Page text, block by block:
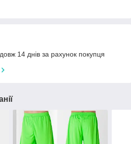
14 днів за рахунок покупця